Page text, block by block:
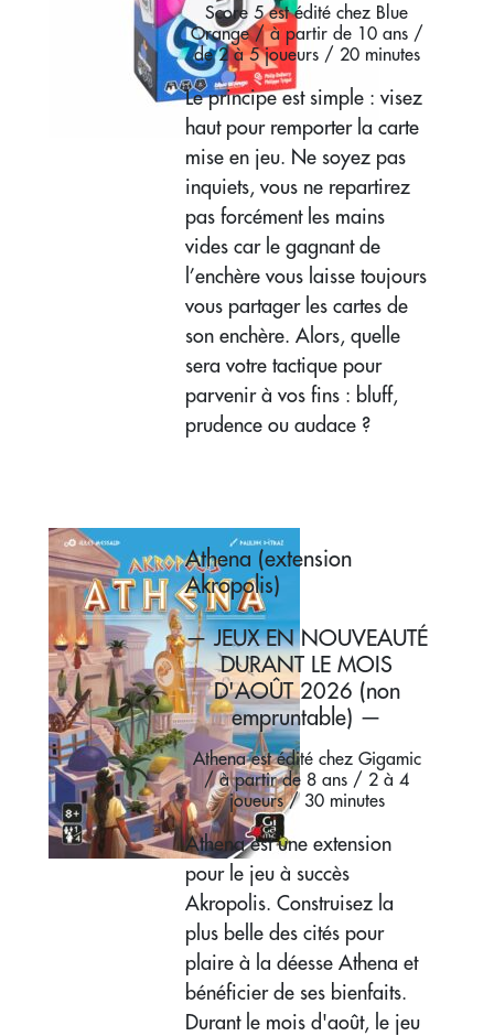
Score 5 est édité chez Blue
Orange / à partir de 10 ans /
de 2 à 5 joueurs / 20 minutes
Le principe est simple : visez
haut pour remporter la carte
mise en jeu. Ne soyez pas
inquiets, vous ne repartirez
pas forcément les mains
vides car le gagnant de
l’enchère vous laisse toujours
vous partager les cartes de
son enchère. Alors, quelle
sera votre tactique pour
parvenir à vos fins : bluff,
prudence ou audace ?
Athena (extension
Akropolis)
— JEUX EN NOUVEAUTÉ
DURANT LE MOIS
D'AOÛT 2026 (non
empruntable) —
Athena est édité chez Gigamic
/ à partir de 8 ans / 2 à 4
joueurs / 30 minutes
Athena est une extension
pour le jeu à succès
Akropolis. Construisez la
plus belle des cités pour
plaire à la déesse Athena et
bénéficier de ses bienfaits.
Durant le mois d'août, le jeu